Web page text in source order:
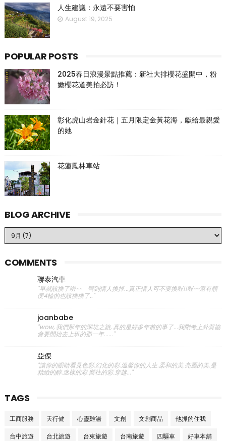
人生建議：永遠不要害怕
August 19, 2025
POPULAR POSTS
2025春日浪漫景點推薦：新社大排櫻花盛開中，粉
嫩櫻花道美拍必訪！
彰化虎山岩金針花｜五月限定金黃花海，獻給最親愛
的她
花蓮鳳林車站
BLOG ARCHIVE
COMMENTS
聯泰汽車
"早就該換了啦~~ 彎到情人換掉...真正情人可不要換喔!!喔~~還有順
便4輪的也該換換了.."
joanbabe
"wow, 我們那年的深坑之旅, 真的是好多年前的事了...我剛考上外貿協
會要開始去上班的那一年......"
亞傑
"讓你的眼睛看見色彩.幻化的彩.溫馨你的人生.柔和的美.亮麗的美.是
精緻的醇.迷樣的彩.嚮往的彩.穿越..."
TAGS
工商服務 天行健 心靈雞湯 文創 文創商品 他抓的住我
台中旅遊 台北旅遊 台東旅遊 台南旅遊 四驅車 好車本舖